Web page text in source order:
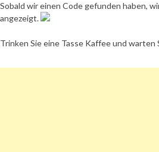
Sobald wir einen Code gefunden haben,
angezeigt.
Trinken Sie eine Tasse Kaffee und warten